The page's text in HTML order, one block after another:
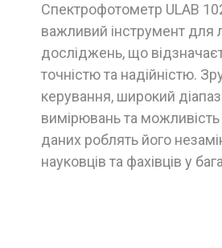
Спектрофотометр ULAB
важливий інструмент для
досліджень, що
точністю та надійністю.
керування, широкий
вимірювань та
даних роблять його
науковців та фахівців у